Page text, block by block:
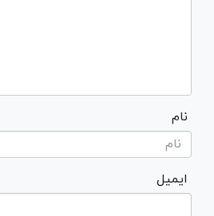
نام
ایمیل